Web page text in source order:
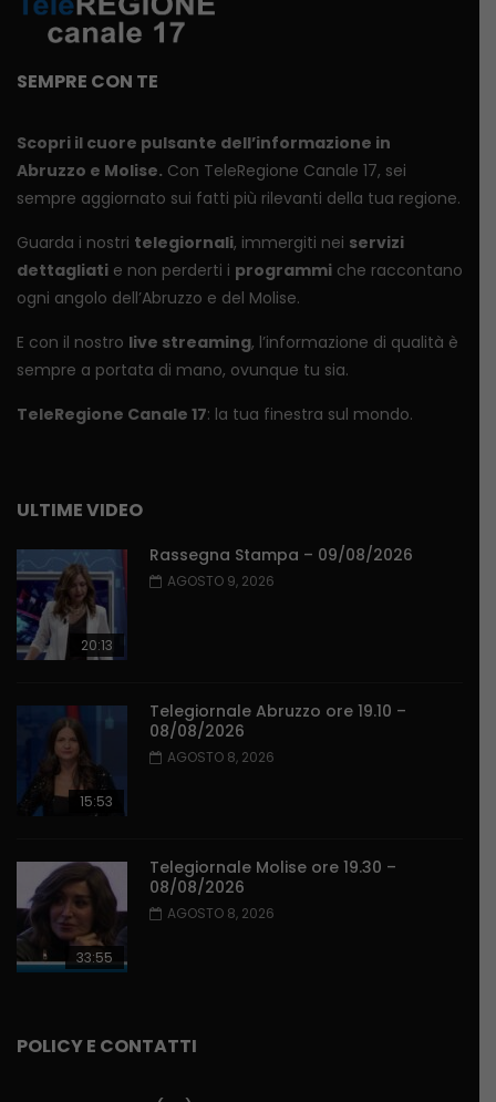
SEMPRE CON TE
Scopri il cuore pulsante dell’informazione in
Abruzzo e Molise. Con TeleRegione Canale 17, sei
sempre aggiornato sui fatti più rilevanti della tua regione.
Guarda i nostri telegiornali, immergiti nei servizi
dettagliati e non perderti i programmi che raccontano
ogni angolo dell’Abruzzo e del Molise.
E con il nostro live streaming, l’informazione di qualità è
sempre a portata di mano, ovunque tu sia.
TeleRegione Canale 17: la tua finestra sul mondo.
ULTIME VIDEO
20:13
Rassegna Stampa – 09/08/2026
AGOSTO 9, 2026
15:53
Telegiornale Abruzzo ore 19.10 –
08/08/2026
AGOSTO 8, 2026
33:55
Telegiornale Molise ore 19.30 –
08/08/2026
AGOSTO 8, 2026
POLICY E CONTATTI